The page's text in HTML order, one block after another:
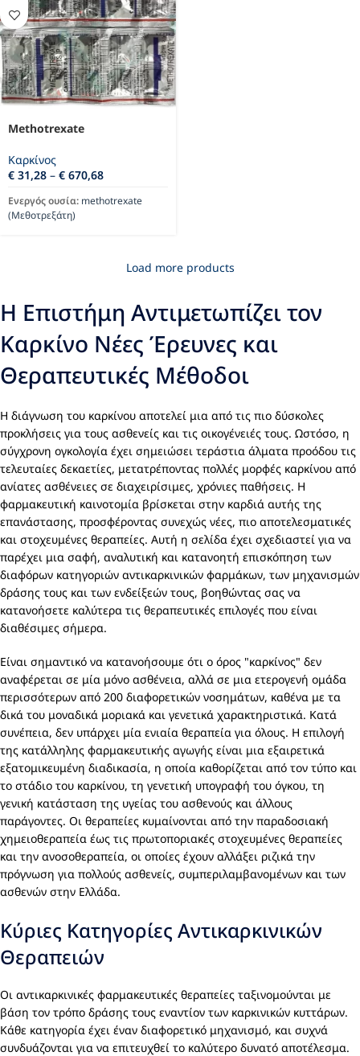
Methotrexate
Καρκίνος
€ 31,28 – € 670,68
Ενεργός ουσία: methotrexate
(Μεθοτρεξάτη)
Load more products
Η Επιστήμη Αντιμετωπίζει τον
Καρκίνο Νέες Έρευνες και
Θεραπευτικές Μέθοδοι
Η διάγνωση του καρκίνου αποτελεί μια από τις πιο δύσκολες
προκλήσεις για τους ασθενείς και τις οικογένειές τους. Ωστόσο, η
σύγχρονη ογκολογία έχει σημειώσει τεράστια άλματα προόδου τις
τελευταίες δεκαετίες, μετατρέποντας πολλές μορφές καρκίνου από
ανίατες ασθένειες σε διαχειρίσιμες, χρόνιες παθήσεις. Η
φαρμακευτική καινοτομία βρίσκεται στην καρδιά αυτής της
επανάστασης, προσφέροντας συνεχώς νέες, πιο αποτελεσματικές
και στοχευμένες θεραπείες. Αυτή η σελίδα έχει σχεδιαστεί για να
παρέχει μια σαφή, αναλυτική και κατανοητή επισκόπηση των
διαφόρων κατηγοριών αντικαρκινικών φαρμάκων, των μηχανισμών
δράσης τους και των ενδείξεών τους, βοηθώντας σας να
κατανοήσετε καλύτερα τις θεραπευτικές επιλογές που είναι
διαθέσιμες σήμερα.
Είναι σημαντικό να κατανοήσουμε ότι ο όρος "καρκίνος" δεν
αναφέρεται σε μία μόνο ασθένεια, αλλά σε μια ετερογενή ομάδα
περισσότερων από 200 διαφορετικών νοσημάτων, καθένα με τα
δικά του μοναδικά μοριακά και γενετικά χαρακτηριστικά. Κατά
συνέπεια, δεν υπάρχει μία ενιαία θεραπεία για όλους. Η επιλογή
της κατάλληλης φαρμακευτικής αγωγής είναι μια εξαιρετικά
εξατομικευμένη διαδικασία, η οποία καθορίζεται από τον τύπο και
το στάδιο του καρκίνου, τη γενετική υπογραφή του όγκου, τη
γενική κατάσταση της υγείας του ασθενούς και άλλους
παράγοντες. Οι θεραπείες κυμαίνονται από την παραδοσιακή
χημειοθεραπεία έως τις πρωτοποριακές στοχευμένες θεραπείες
και την ανοσοθεραπεία, οι οποίες έχουν αλλάξει ριζικά την
πρόγνωση για πολλούς ασθενείς, συμπεριλαμβανομένων και των
ασθενών στην Ελλάδα.
Κύριες Κατηγορίες Αντικαρκινικών
Θεραπειών
Οι αντικαρκινικές φαρμακευτικές θεραπείες ταξινομούνται με
βάση τον τρόπο δράσης τους εναντίον των καρκινικών κυττάρων.
Κάθε κατηγορία έχει έναν διαφορετικό μηχανισμό, και συχνά
συνδυάζονται για να επιτευχθεί το καλύτερο δυνατό αποτέλεσμα.